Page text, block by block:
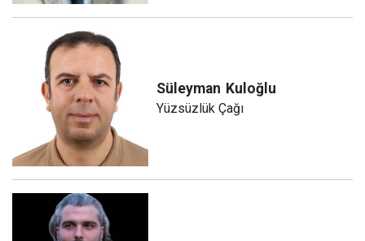
Süleyman Kuloğlu
Yüzsüzlük Çağı